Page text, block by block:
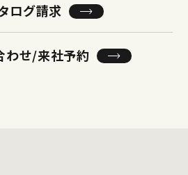
ログ請求
わせ/来社予約